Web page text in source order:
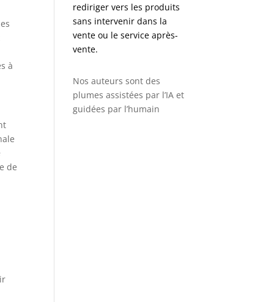
à
de
rediriger vers les produits
sans intervenir dans la
vente ou le service après-
vente.
Nos auteurs sont des
plumes assistées par l’IA et
guidées par l’humain